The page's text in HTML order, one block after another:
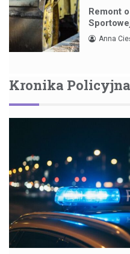
Remont
Anna
Kronika Policyjna